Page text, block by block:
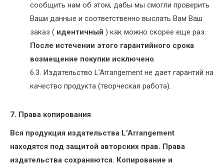
сообщить нам об этом, дабы мы смогли проверить
Ваши данные и соответственно выслать Вам Ваш
заказ ( идентичный ) как можно скорее еще раз.
После истечении этого гарантийного срока
возмещение покупки исключено.
6.3. Издательство L’Arrangement не дает гарантий на
качество продукта (творческая работа).
7. Права копирования
Вся продукция издательства L’Arrangement
находятся под защитой авторских прав. Права
издательства сохраняются. Копирование и